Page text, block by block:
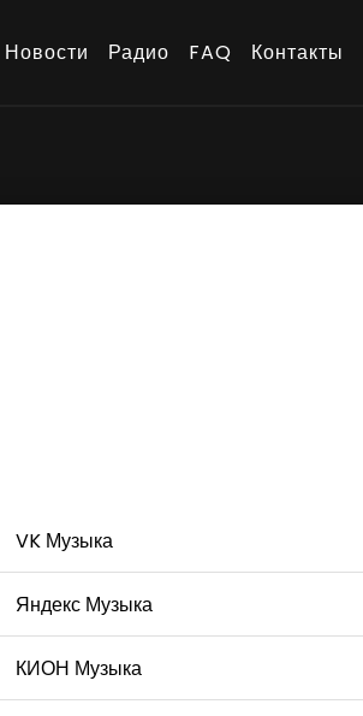
Новости Радио FAQ Контакты
VK Музыка
Яндекс Музыка
КИОН Музыка